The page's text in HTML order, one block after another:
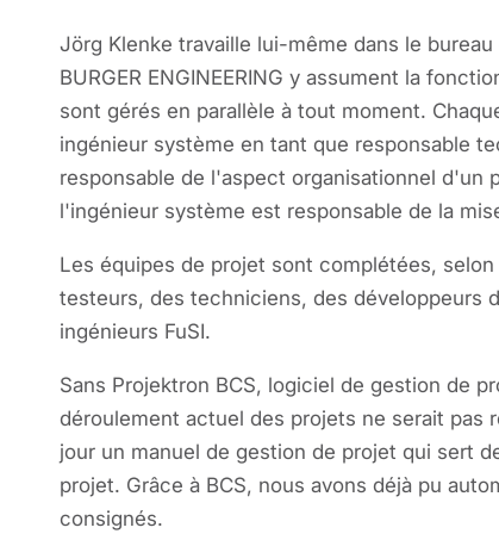
Jörg Klenke travaille lui-même dans le
BURGER ENGINEERING y assument la
sont gérés en parallèle à tout moment.
ingénieur système en tant que responsable
responsable de l'aspect organisationnel d'un
l'ingénieur système est responsable de la
Les équipes de projet sont complétées,
testeurs, des techniciens, des développeurs
ingénieurs FuSI.
Sans Projektron BCS, logiciel de gestion de
déroulement actuel des projets ne serait pas
jour un manuel de gestion de projet qui sert
projet. Grâce à BCS, nous avons déjà pu
consignés.